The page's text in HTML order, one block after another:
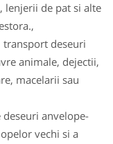
lenjerii de pat si alte
transport deseuri
animale, dejectii,
macelarii sau
deseuri anvelope-
vechi si a